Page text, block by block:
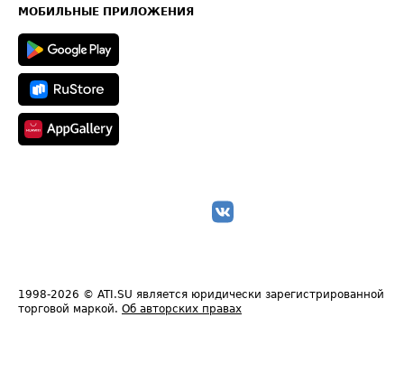
Техническая информация
МОБИЛЬНЫЕ ПРИЛОЖЕНИЯ
1998-2026 © ATI.SU является юридически зарегистрированной
торговой маркой. Об авторских правах